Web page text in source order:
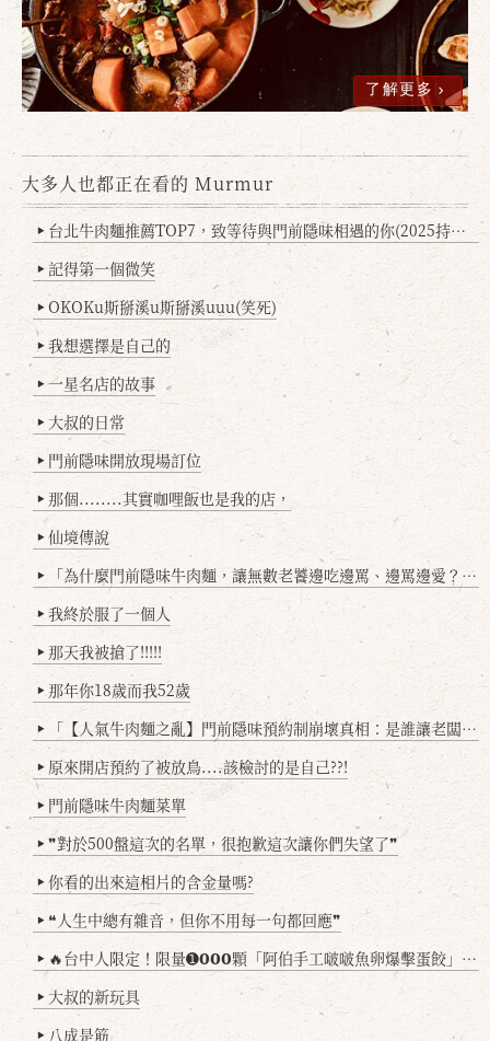
了解更多
大多人也都正在看的 Murmur
▶ 台北牛肉麵推薦TOP7，致等待與門前隱味相遇的你(2025持續更新
▶ 記得第一個微笑
▶ OKOKu斯掰溪u斯掰溪uuu(笑死)
▶ 我想選擇是自己的
▶ 一星名店的故事
▶ 大叔的日常
▶ 門前隱味開放現場訂位
▶ 那個........其實咖哩飯也是我的店，
▶ 仙境傳說
▶ 「為什麼門前隱味牛肉麵，讓無數老饕邊吃邊罵、邊罵邊愛？小辣雞揭密！」
▶ 我終於服了一個人
▶ 那天我被搶了!!!!!
▶ 那年你18歲而我52歲
▶ 「【人氣牛肉麵之亂】門前隱味預約制崩壞真相：是誰讓老闆心灰意冷？」
▶ 原來開店預約了被放鳥....該檢討的是自己??!
▶ 門前隱味牛肉麵菜單
▶ ❞對於500盤這次的名單，很抱歉這次讓你們失望了❞
▶ 你看的出來這相片的含金量嗎?
▶ ❝人生中總有雜音，但你不用每一句都回應❞
▶ 🔥台中人限定！限量➊𝟬𝟬𝟬顆「阿伯手工啵啵魚卵爆擊蛋餃」台北已被搶爆2萬顆，最後名額門前隱味只留給你！🥟💥
▶ 大叔的新玩具
▶ 八成是筋
確定 取消